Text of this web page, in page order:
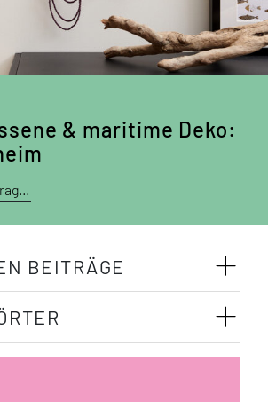
& maritime Deko:
BEITRÄGE